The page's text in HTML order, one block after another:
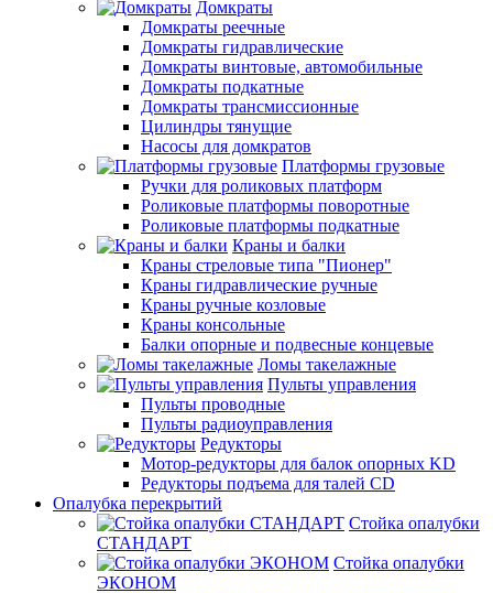
Домкраты
Домкраты реечные
Домкраты гидравлические
Домкраты винтовые, автомобильные
Домкраты подкатные
Домкраты трансмиссионные
Цилиндры тянущие
Насосы для домкратов
Платформы грузовые
Ручки для роликовых платформ
Роликовые платформы поворотные
Роликовые платформы подкатные
Краны и балки
Краны стреловые типа "Пионер"
Краны гидравлические ручные
Краны ручные козловые
Краны консольные
Балки опорные и подвесные концевые
Ломы такелажные
Пульты управления
Пульты проводные
Пульты радиоуправления
Редукторы
Мотор-редукторы для балок опорных KD
Редукторы подъема для талей CD
Опалубка перекрытий
Стойка опалубки
СТАНДАРТ
Стойка опалубки
ЭКОНОМ